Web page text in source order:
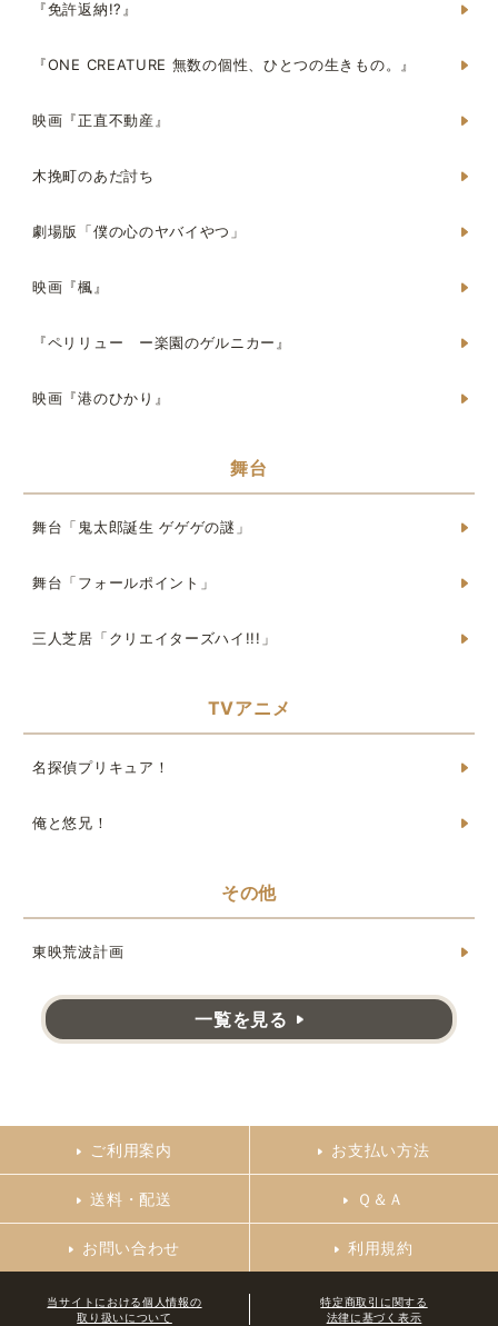
『免許返納!?』
『ONE CREATURE 無数の個性、ひとつの生きもの。』
映画『正直不動産』
木挽町のあだ討ち
劇場版「僕の心のヤバイやつ」
映画『楓』
『ペリリュー ー楽園のゲルニカー』
映画『港のひかり』
舞台
舞台「鬼太郎誕生 ゲゲゲの謎」
舞台「フォールポイント」
三人芝居「クリエイターズハイ!!!」
TVアニメ
名探偵プリキュア！
俺と悠兄！
その他
東映荒波計画
一覧を見る
ご利用案内 お支払い方法
送料・配送 Ｑ＆Ａ
お問い合わせ 利用規約
当サイトにおける個人情報の
取り扱いについて
特定商取引に関する
法律に基づく表示